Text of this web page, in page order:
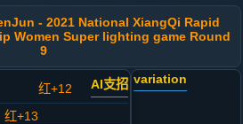
- 2021 National XiangQi Rapid
Women Super lighting game Round
9
红+12 AI支招
红+13
variation